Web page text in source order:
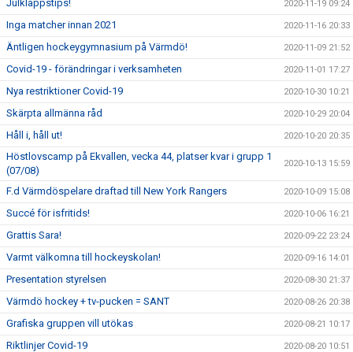
Julklappstips! 2020-11-19 09:24
Inga matcher innan 2021 2020-11-16 20:33
Äntligen hockeygymnasium på Värmdö! 2020-11-09 21:52
Covid-19 - förändringar i verksamheten 2020-11-01 17:27
Nya restriktioner Covid-19 2020-10-30 10:21
Skärpta allmänna råd 2020-10-29 20:04
Håll i, håll ut! 2020-10-20 20:35
Höstlovscamp på Ekvallen, vecka 44, platser kvar i grupp 1
(07/08)
2020-10-13 15:59
F.d Värmdöspelare draftad till New York Rangers 2020-10-09 15:08
Succé för isfritids! 2020-10-06 16:21
Grattis Sara! 2020-09-22 23:24
Varmt välkomna till hockeyskolan! 2020-09-16 14:01
Presentation styrelsen 2020-08-30 21:37
Värmdö hockey + tv-pucken = SANT 2020-08-26 20:38
Grafiska gruppen vill utökas 2020-08-21 10:17
Riktlinjer Covid-19 2020-08-20 10:51